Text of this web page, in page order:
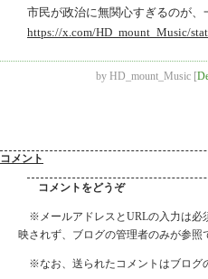
市民が政治に無関心すぎるのが、
https://x.com/HD_mount_Music/
by HD_mount_Music [
コメント
コメントをどうぞ
※メールアドレスとURLの入力は必
映されず、ブログの管理者のみが参照
※なお、送られたコメントはブログ